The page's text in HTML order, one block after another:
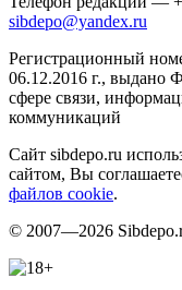
sibdepo@yandex.ru
Регистрационный
06.12.2016 г., выдано
сфере связи,
коммуникаций
Сайт sibdepo.ru
сайтом, Вы
файлов cookie.
© 2007—2026